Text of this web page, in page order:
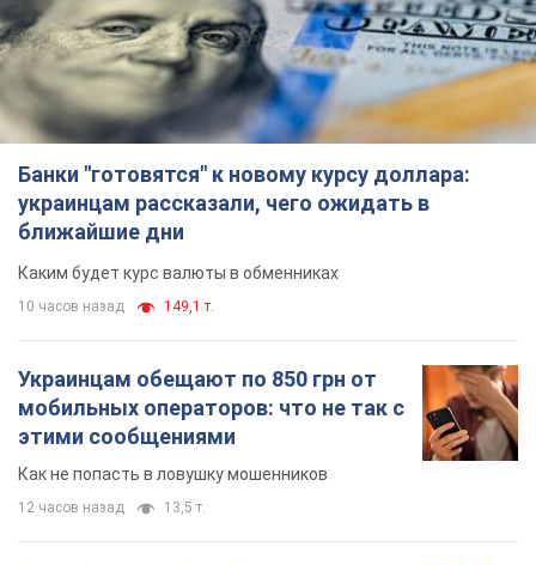
Банки "готовятся" к новому курсу доллара:
украинцам рассказали, чего ожидать в
ближайшие дни
Каким будет курс валюты в обменниках
10 часов назад 149,1 т.
Украинцам обещают по 850 грн от
мобильных операторов: что не так с
этими сообщениями
Как не попасть в ловушку мошенников
12 часов назад 13,5 т.